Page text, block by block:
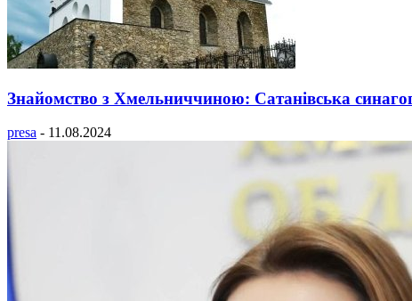
Знайомство з Хмельниччиною: Сатанівська
presa - 11.08.2024